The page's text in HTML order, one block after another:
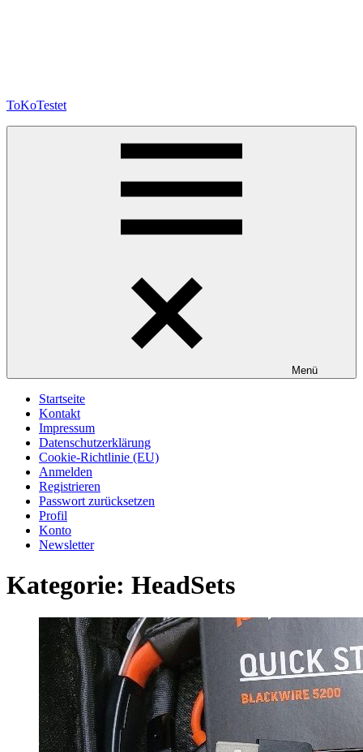
ToKoTestet
Menü
Startseite
Kontakt
Impressum
Datenschutzerklärung
Cookie-Richtlinie (EU)
Anmelden
Registrieren
Passwort zurücksetzen
Profil
Konto
Newsletter
Kategorie: HeadSets